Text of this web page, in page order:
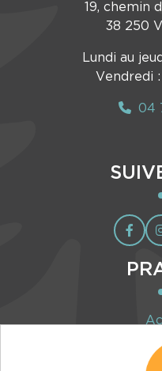
19, chemin
38 250
Lundi au
Vendredi :
04